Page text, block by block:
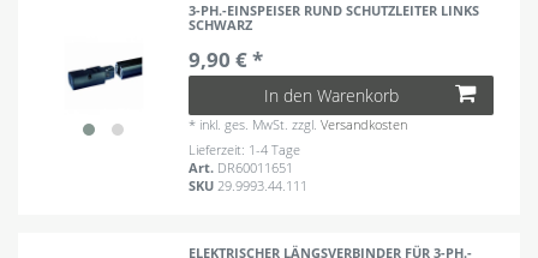
3-PH.-EINSPEISER RUND SCHUTZLEITER LINKS
SCHWARZ
9,90 € *
In den Warenkorb
* inkl. ges. MwSt. zzgl.Versandkosten
Lieferzeit: 1-4 Tage
Art. DR60011651
SKU 29.9993.44.111
ELEKTRISCHER LÄNGSVERBINDER FÜR 3-PH.-